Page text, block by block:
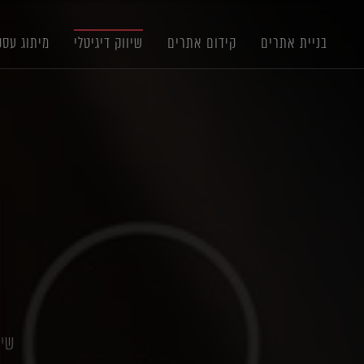
בניית אתרים קידום אתרים שיווק דיגיטלי מיתוג
שיווק